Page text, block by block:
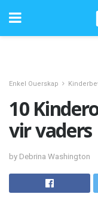
Enkel Ouerskap
10
vir vaders
by Debrina Washington